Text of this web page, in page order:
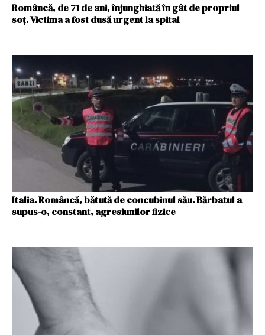
Româncă, de 71 de ani, înjunghiată în gât de propriul
soț. Victima a fost dusă urgent la spital
Italia. Româncă, bătută de concubinul său. Bărbatul a
supus-o, constant, agresiunilor fizice